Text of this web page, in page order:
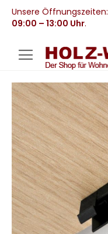
Unsere Öffnungszeiten:
09:00 – 13:00 Uhr.
Zum
Ende
der
Bildergalerie
springen